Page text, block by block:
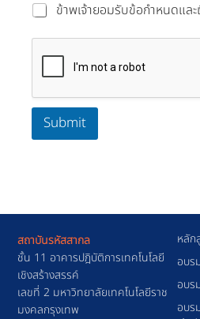
ข้าพเจ้ายอมรับข้อกำหนดและ
Submit
หลัก
อบร
อบร
อบร
สถาบันรหัสสากล
ชั้น 11 อาคารปฎิบัติการเทคโนโลยี
เชิงสร้างสรรค์
เลขที่ 2 มหาวิทยาลัยเทคโนโลยีราช
มงคลกรุงเทพ